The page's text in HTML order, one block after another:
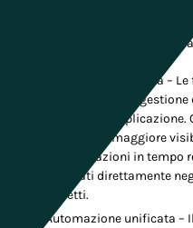
Massimizzate l’efficienza
magazzino con Warehouse
Esecuzione unificata –
forza lavoro e di
in un’unica
supervisori maggiore
comunicazioni in tempo
integrati direttamente
addetti.
Automazione unificata –